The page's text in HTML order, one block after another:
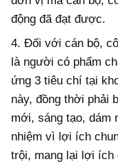
động đã đạt được.
4. Đối với cán bộ,
là người có phẩm
ứng 3 tiêu chí tại
này, đồng thời phải
mới, sáng tạo, dám
nhiệm vì lợi ích
trội, mang lại lợi